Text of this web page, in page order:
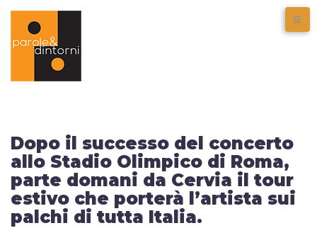
Dopo il successo del concerto
allo Stadio Olimpico di Roma,
parte domani da Cervia il tour
estivo che porterà l’artista sui
palchi di tutta Italia.